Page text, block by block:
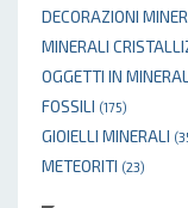
DECORAZIONI
MINERALI
OGGETTI IN
FOSSILI (175)
GIOIELLI MINERALI
METEORITI (23)